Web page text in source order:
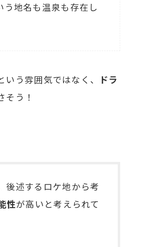
地名も温泉も存在し
う雰囲気ではなく、
ドラ
そう！
後述するロケ地から考
性が高いと考えられて